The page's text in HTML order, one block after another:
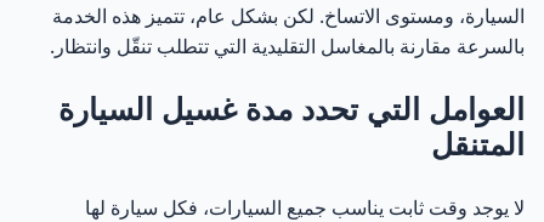
السيارة، ومستوى الاتساخ. لكن بشكل عام، تتميز هذه الخدمة
بالسرعة مقارنة بالمغاسل التقليدية التي تتطلب تنقّل وانتظار.
العوامل التي تحدد مدة غسيل السيارة
المتنقل
لا يوجد وقت ثابت يناسب جميع السيارات، فكل سيارة لها